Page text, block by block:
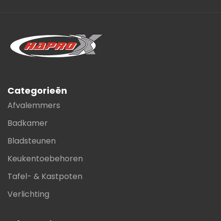
Categorieën
Afvalemmers
Badkamer
Bladsteunen
Keukentoebehoren
Tafel- & Kastpoten
Verlichting